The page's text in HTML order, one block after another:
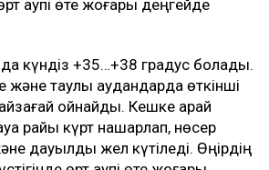
10 тамызда 43
күн ысиды
16:14